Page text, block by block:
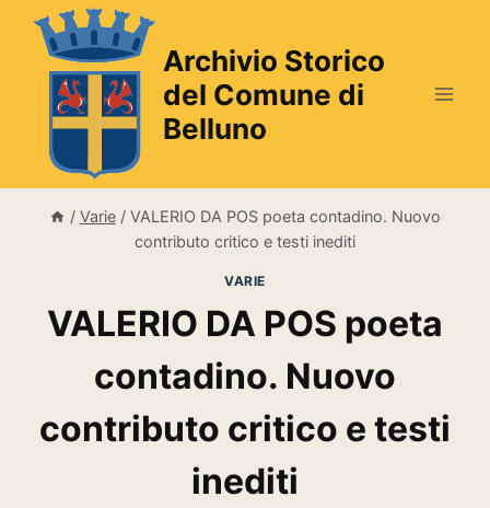
Salta
contenuto
Archivio Storico
del Comune di
Belluno
/ Varie / VALERIO DA POS poeta contadino. Nuovo
contributo critico e testi inediti
VARIE
VALERIO DA POS poeta
contadino. Nuovo
contributo critico e testi
inediti